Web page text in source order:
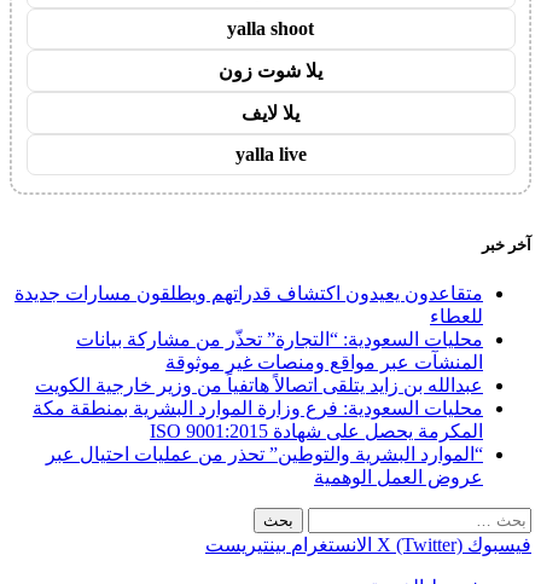
yalla shoot
يلا شوت زون
يلا لايف
yalla live
آخر خبر
متقاعدون يعيدون اكتشاف قدراتهم ويطلقون مسارات جديدة
للعطاء
محليات السعودية: “التجارة” تحذّر من مشاركة بيانات
المنشآت عبر مواقع ومنصات غير موثوقة
عبدالله بن زايد يتلقى اتصالاً هاتفياً من وزير خارجية الكويت
محليات السعودية: فرع وزارة الموارد البشرية بمنطقة مكة
المكرمة يحصل على شهادة ISO 9001:2015
“الموارد البشرية والتوطين” تحذر من عمليات احتيال عبر
عروض العمل الوهمية
البحث
عن:
فيسبوك X (Twitter) الانستغرام بينتيريست